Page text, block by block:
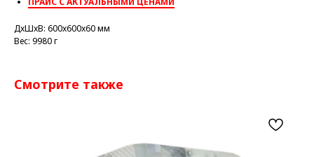
ДxШxВ: 600x600x60 мм
Вес: 9980 г
Смотрите также